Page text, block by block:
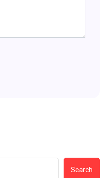
Search